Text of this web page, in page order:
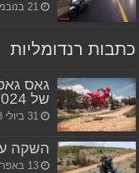
21 בנובמבר 2019
כתבות רנדומליות
גאס
של 2024
31 ביולי 2023
השקה
13 באפריל 2022